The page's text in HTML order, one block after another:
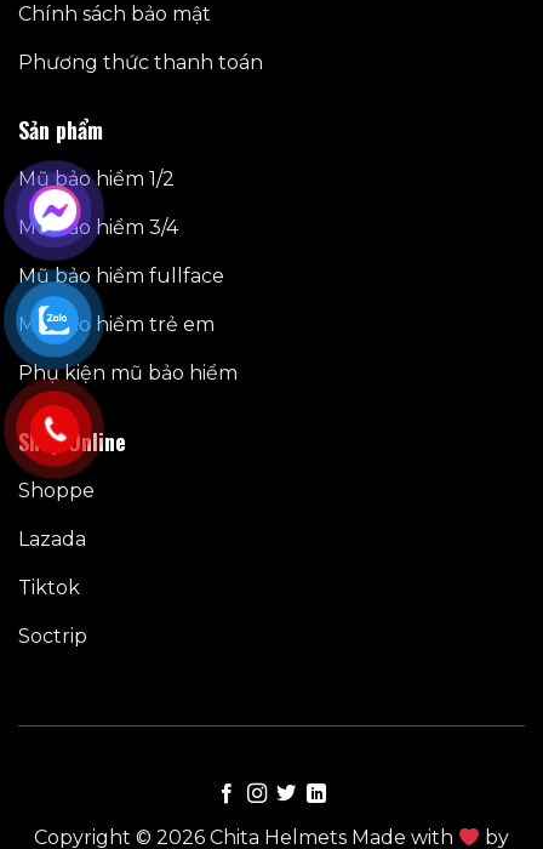
Chính sách bảo mật
Phương thức thanh toán
Sản phẩm
Mũ bảo hiểm 1/2
Mũ bảo hiểm 3/4
Mũ bảo hiểm fullface
Mũ bảo hiểm trẻ em
Phụ kiện mũ bảo hiểm
Shop Online
Shoppe
Lazada
Tiktok
Soctrip
Copyright © 2026 Chita Helmets Made with by